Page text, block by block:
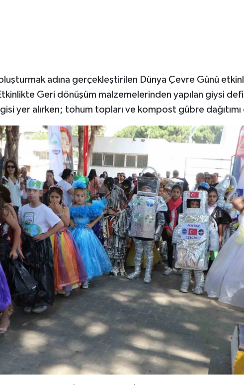
oluşturmak adına gerçekleştirilen Dünya Çevre Günü
Geri dönüşüm malzemelerinden yapılan giysi
yer alırken; tohum topları ve kompost gübre dağıtımı